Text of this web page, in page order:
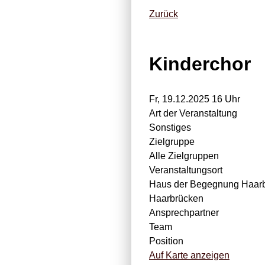
Zurück
Kinderchor
Fr, 19.12.2025 16 Uhr
Art der Veranstaltung
Sonstiges
Zielgruppe
Alle Zielgruppen
Veranstaltungsort
Haus der Begegnung
Haarbrücken
Ansprechpartner
Team
Position
Auf Karte anzeigen